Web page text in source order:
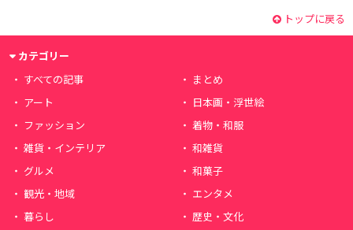
トップに戻る
カテゴリー
すべての記事
まとめ
アート
日本画・浮世絵
ファッション
着物・和服
雑貨・インテリア
和雑貨
グルメ
和菓子
観光・地域
エンタメ
暮らし
歴史・文化